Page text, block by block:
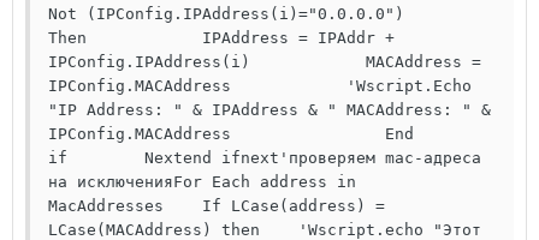
Not (IPConfig.IPAddress(i)="0.0.0.0")
Then            IPAddress = IPAddr +
IPConfig.IPAddress(i)            MACAddress =
IPConfig.MACAddress            'Wscript.Echo
"IP Address: " & IPAddress & " MACAddress: " &
IPConfig.MACAddress                End
if        Nextend ifnext'проверяем mac-адреса
на исключенияFor Each address in
MacAddresses    If LCase(address) =
LCase(MACAddress) then    'Wscript.echo "Этот